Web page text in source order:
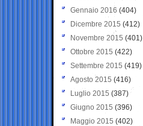
Gennaio 2016 (404)
Dicembre 2015 (412)
Novembre 2015 (401)
Ottobre 2015 (422)
Settembre 2015 (419)
Agosto 2015 (416)
Luglio 2015 (387)
Giugno 2015 (396)
Maggio 2015 (402)